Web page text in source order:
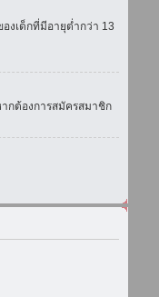
งเด็กที่มีอายุต่ำกว่า 13
กต้องการสมัครสมาชิก